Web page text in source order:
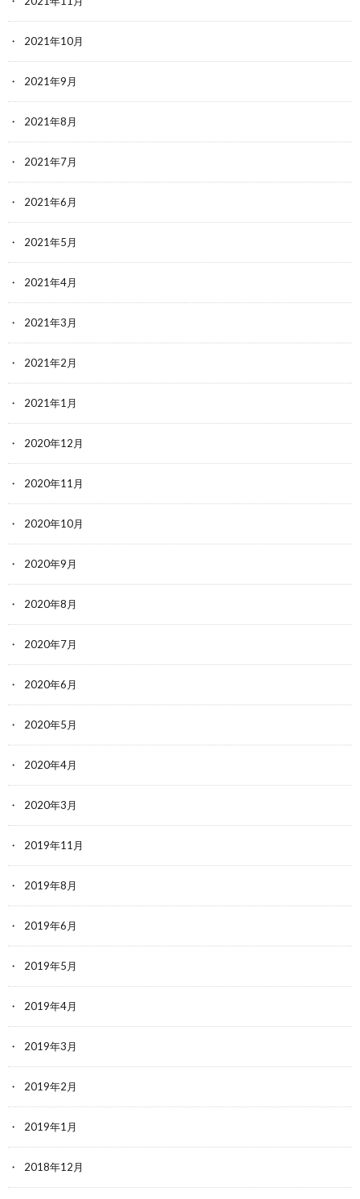
2021年10月
2021年9月
2021年8月
2021年7月
2021年6月
2021年5月
2021年4月
2021年3月
2021年2月
2021年1月
2020年12月
2020年11月
2020年10月
2020年9月
2020年8月
2020年7月
2020年6月
2020年5月
2020年4月
2020年3月
2019年11月
2019年8月
2019年6月
2019年5月
2019年4月
2019年3月
2019年2月
2019年1月
2018年12月